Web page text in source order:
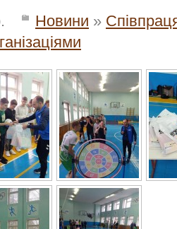
Новини »